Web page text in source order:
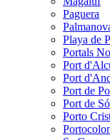
Paguera
Playa de
Portals
Port
Port
Port de
Port de
Porto